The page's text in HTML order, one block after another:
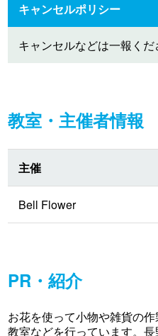
キャンセルポリシー
キャンセルなどは一報くだ
教室・主催者情報
主催
Bell Flower
PR・紹介
お花を使って小物や雑貨の
教室などを行っています。